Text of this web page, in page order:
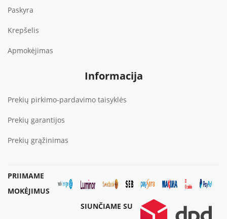
Paskyra
Krepšelis
Apmokėjimas
Informacija
Prekių pirkimo-pardavimo taisyklės
Prekių garantijos
Prekių grąžinimas
PRIIMAME
MOKĖJIMUS
SIUNČIAME SU